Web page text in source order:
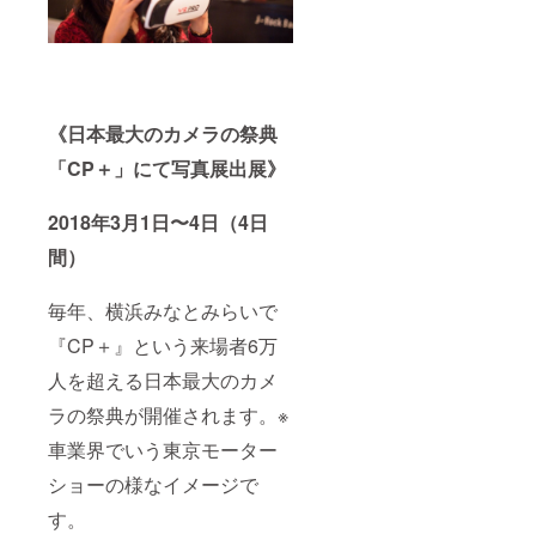
《日本最大のカメラの祭典
「CP＋」にて写真展出展》
2018年3月1日〜4日（4日
間）
毎年、横浜みなとみらいで
『CP＋』という来場者6万
人を超える日本最大のカメ
ラの祭典が開催されます。※
車業界でいう東京モーター
ショーの様なイメージで
す。